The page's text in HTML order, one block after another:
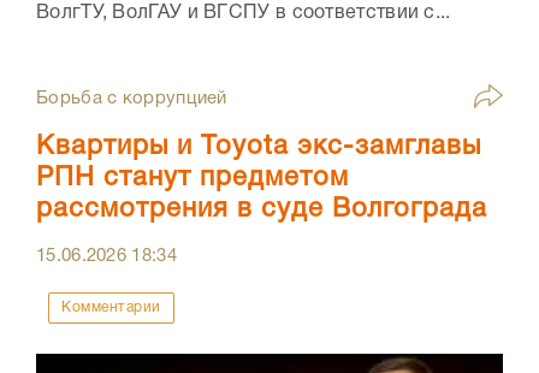
ВолгТУ, ВолГАУ и ВГСПУ в соответствии с...
Борьба с коррупцией
Квартиры и Toyota экс-замглавы
РПН станут предметом
рассмотрения в суде Волгограда
15.06.2026 18:34
Комментарии